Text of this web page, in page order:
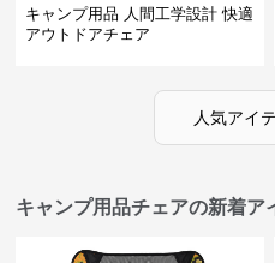
キャンプ用品 人間工学設計 快適
アウトドアチェア
人気アイ
キャンプ用品チェアの新着ア